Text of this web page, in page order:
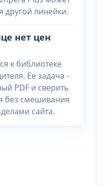
другой линейки.
нет цен
к библиотеке
Ее задача -
PDF и сверить
без смешивания
сайта.